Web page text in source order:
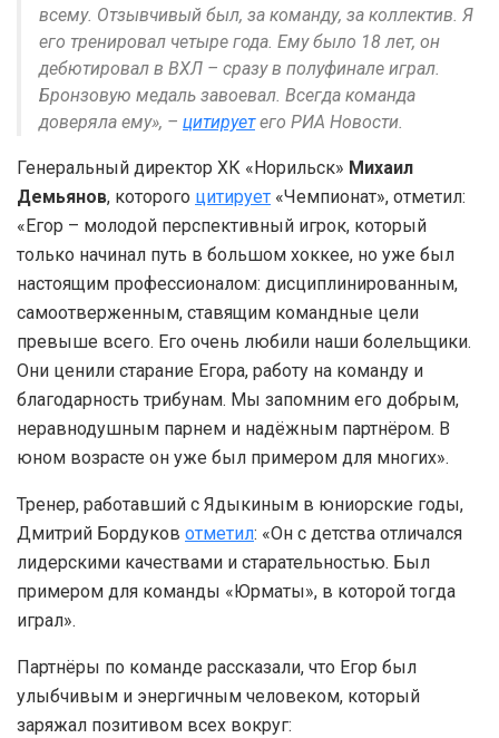
всему. Отзывчивый был, за команду, за коллектив. Я
его тренировал четыре года. Ему было 18 лет, он
дебютировал в ВХЛ – сразу в полуфинале играл.
Бронзовую медаль завоевал. Всегда команда
доверяла ему», – цитируетего РИА Новости.
Генеральный директор ХК «Норильск» Михаил
Демьянов, которого цитирует «Чемпионат», отметил:
«Егор – молодой перспективный игрок, который
только начинал путь в большом хоккее, но уже был
настоящим профессионалом: дисциплинированным,
самоотверженным, ставящим командные цели
превыше всего. Его очень любили наши болельщики.
Они ценили старание Егора, работу на команду и
благодарность трибунам. Мы запомним его добрым,
неравнодушным парнем и надёжным партнёром. В
юном возрасте он уже был примером для многих».
Тренер, работавший с Ядыкиным в юниорские годы,
Дмитрий Бордуков отметил: «Он с детства отличался
лидерскими качествами и старательностью. Был
примером для команды «Юрматы», в которой тогда
играл».
Партнёры по команде рассказали, что Егор был
улыбчивым и энергичным человеком, который
заряжал позитивом всех вокруг: